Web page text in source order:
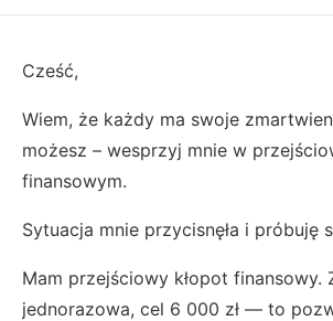
Cześć,
Wiem, że każdy ma swoje
możesz – wesprzyj mnie w
finansowym.
Sytuacja mnie przycisnęła i próbuję
Mam przejściowy kłopot finansowy.
jednorazowa, cel 6 000 zł — to